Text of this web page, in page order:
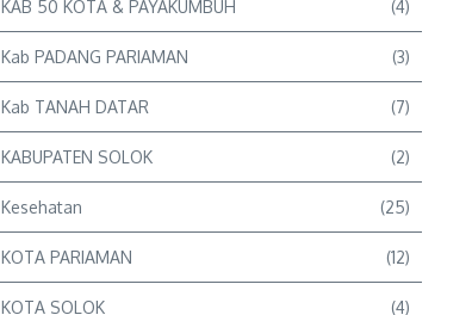
KAB 50 KOTA & PAYAKUMBUH (4)
Kab PADANG PARIAMAN (3)
Kab TANAH DATAR (7)
KABUPATEN SOLOK (2)
Kesehatan (25)
KOTA PARIAMAN (12)
KOTA SOLOK (4)